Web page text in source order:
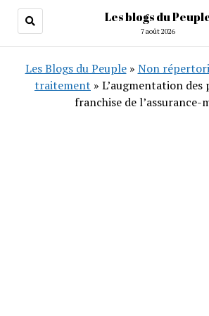
Les blogs du
7 août 2026
Les Blogs du Peuple» Non
traitement » L’augmentation des
franchise de l’assurance-